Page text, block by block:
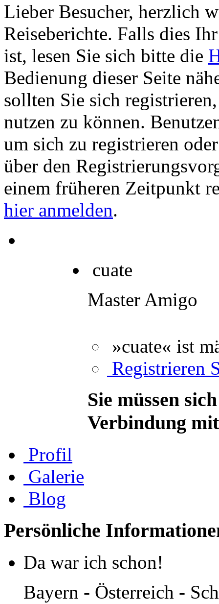
Lieber Besucher, herzlich
Reiseberichte. Falls dies
ist, lesen Sie sich bitte die
Bedienung dieser Seite
sollten Sie sich
nutzen zu können.
um sich zu registrieren
über den
einem früheren Zeitpunkt
hier anmelden.
cuate
Master Amigo
»cuate« ist
Registrieren
Sie müssen
Verbindung
Profil
Galerie
Blog
Persönliche
Da war ich schon!
Bayern - Österreich -